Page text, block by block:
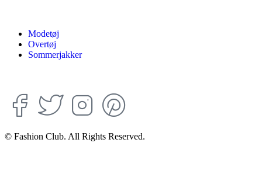
Modetøj
Overtøj
Sommerjakker
© Fashion Club. All Rights Reserved.